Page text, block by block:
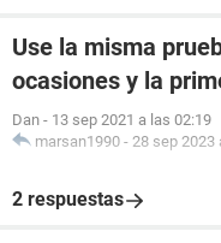
Use la misma
ocasiones y la
Dan - 13 sep 2021 a las 02:19
marsan1990 - 28 sep 2023
2 respuestas